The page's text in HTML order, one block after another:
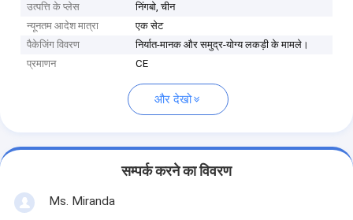
उत्पत्ति के प्लेस
निंगबो, चीन
न्यूनतम आदेश मात्रा
एक सेट
पैकेजिंग विवरण
निर्यात-मानक और समुद्र-योग्य लकड़ी के मामले।
प्रमाणन
CE
और देखो
सम्पर्क करने का विवरण
Ms. Miranda